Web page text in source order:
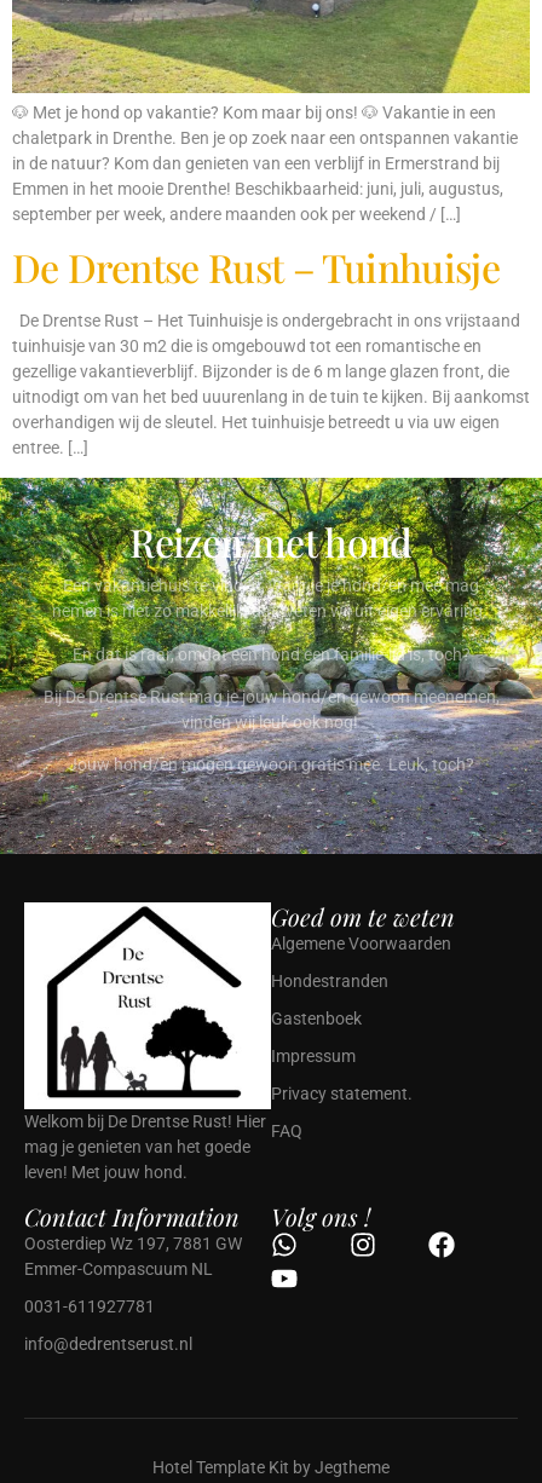
🐶 Met je hond op vakantie? Kom maar bij ons! 🐶 Vakantie in een
chaletpark in Drenthe. Ben je op zoek naar een ontspannen vakantie
in de natuur? Kom dan genieten van een verblijf in Ermerstrand bij
Emmen in het mooie Drenthe! Beschikbaarheid: juni, juli, augustus,
september per week, andere maanden ook per weekend / […]
De Drentse Rust – Tuinhuisje
De Drentse Rust – Het Tuinhuisje is ondergebracht in ons vrijstaand
tuinhuisje van 30 m2 die is omgebouwd tot een romantische en
gezellige vakantieverblijf. Bijzonder is de 6 m lange glazen front, die
uitnodigt om van het bed uuurenlang in de tuin te kijken. Bij aankomst
overhandigen wij de sleutel. Het tuinhuisje betreedt u via uw eigen
entree. […]
Reizen met hond
Een vakantiehuis te vinden, waar je je hond/en mee mag
nemen is niet zo makkelijk, dat weten wij uit eigen ervaring.
En dat is raar, omdat een hond een familie-lid is, toch?
Bij De Drentse Rust mag je jouw hond/en gewoon meenemen,
vinden wij leuk ook nog!
Jouw hond/en mogen gewoon gratis mee. Leuk, toch?
Welkom bij De Drentse Rust! Hier
mag je genieten van het goede
leven! Met jouw hond.
Goed om te weten
Algemene Voorwaarden
Hondestranden
Gastenboek
Impressum
Privacy statement.
FAQ
Contact Information
Oosterdiep Wz 197, 7881 GW
Emmer-Compascuum NL
0031-611927781
info@dedrentserust.nl
Volg ons !
Hotel Template Kit by Jegtheme